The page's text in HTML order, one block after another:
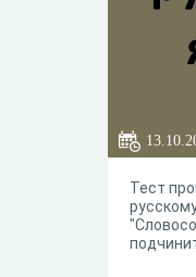
Тест